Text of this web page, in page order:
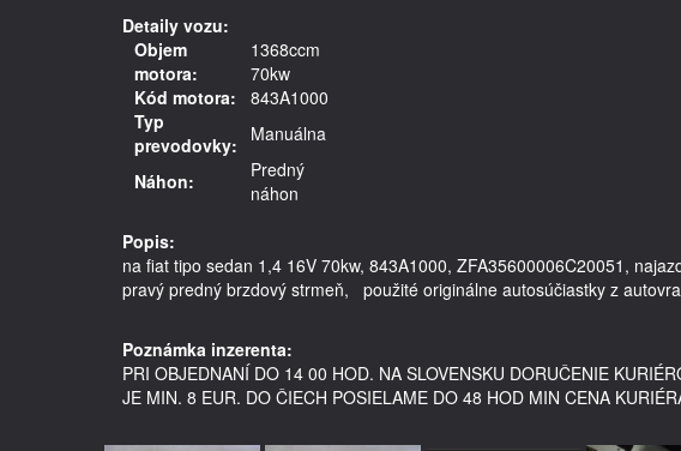
Detaily vozu:
Objem
motora:
1368ccm
70kw
Kód motora:
843A1000
Typ
prevodovky:
Manuálna
Náhon:
Predný
náhon
Popis:
na fiat tipo sedan 1,4 16V 70kw, 843A1000, ZFA35600006C20051,
pravý predný brzdový strmeň,   použité originálne autosúčiastky z
Poznámka inzerenta:
PRI OBJEDNANÍ DO 14 00 HOD. NA SLOVENSKU DORUČENIE
JE MIN. 8 EUR. DO ČIECH POSIELAME DO 48 HOD MIN CENA